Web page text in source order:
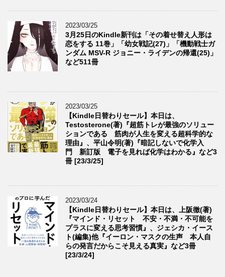
2023/03/25
3月25日のKindle新刊は「その着せ替え人形は
恋をする 11巻」「幼女戦記(27)」「機動戦士ガ
ンダム MSV-R ジョニー・ライデンの帰還(25)」
など511冊
2023/03/25
【Kindle日替わりセール】本日は、
Testosterone(著)『超筋トレが最強のソリュー
ションである 筋肉が人生を変える超科学的な
理由』、平山令明(著)『暗記しないで化学入
門 新訂版 電子を見れば化学はわかる』など3
冊 [23/3/25]
2023/03/24
【Kindle日替わりセール】本日は、上阪徹(著)
『マインド・リセット 不安・不満・不可能を
プラスに変える思考習慣』、ジェシカ・イース
ト(編集)他『イーロン・マスクの生声 本人自
らの発言だからこそ見える真実』など3冊
[23/3/24]